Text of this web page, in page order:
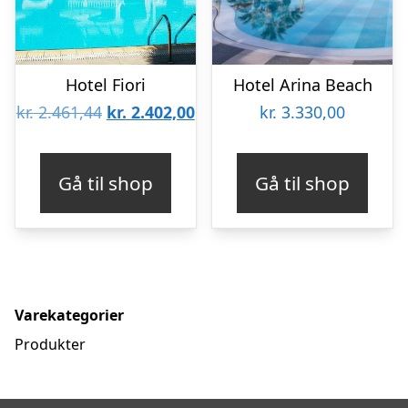
Hotel Fiori
kr.2.461,44 Den
kr. 2.461,44.
kr. 2.402,00Den
kr. 2.402,00.
Gå til shop
Hotel Arina Beach
kr. 3.330,00
Gå til shop
Varekategorier
Produkter